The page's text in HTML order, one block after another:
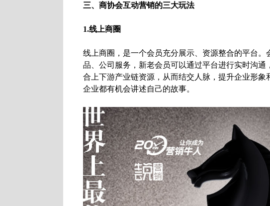
三、商协会互动营销的三大玩法
1.线上商圈
线上商圈，是一个会员充分展示、资源整合的平台。
品、公司服务，新老会员可以通过平台进行实时沟
合上下游产业链资源，从而结交人脉，提升企业形象
企业都有机会讲述自己的故事。